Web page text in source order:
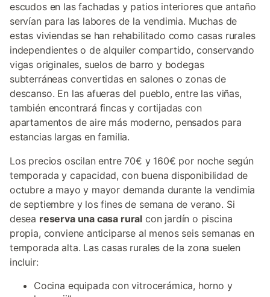
escudos en las fachadas y patios interiores que antaño
servían para las labores de la vendimia. Muchas de
estas viviendas se han rehabilitado como casas rurales
independientes o de alquiler compartido, conservando
vigas originales, suelos de barro y bodegas
subterráneas convertidas en salones o zonas de
descanso. En las afueras del pueblo, entre las viñas,
también encontrará fincas y cortijadas con
apartamentos de aire más moderno, pensados para
estancias largas en familia.
Los precios oscilan entre 70€ y 160€ por noche según
temporada y capacidad, con buena disponibilidad de
octubre a mayo y mayor demanda durante la vendimia
de septiembre y los fines de semana de verano. Si
desea reserva una casa rural con jardín o piscina
propia, conviene anticiparse al menos seis semanas en
temporada alta. Las casas rurales de la zona suelen
incluir:
Cocina equipada con vitrocerámica, horno y